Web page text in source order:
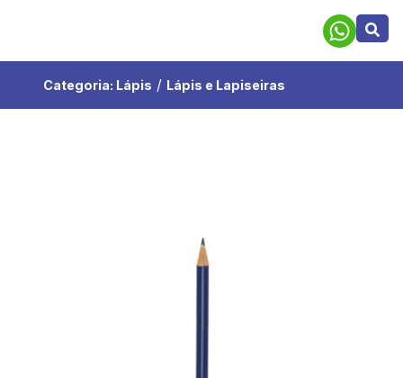
Categoria: Lápis / Lápis e Lapiseiras